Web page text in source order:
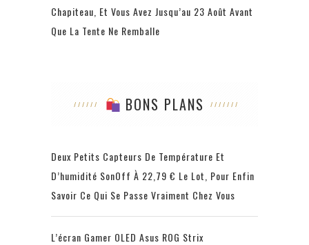
Chapiteau, Et Vous Avez Jusqu’au 23 Août Avant
Que La Tente Ne Remballe
BONS PLANS
Deux Petits Capteurs De Température Et
D’humidité SonOff À 22,79 € Le Lot, Pour Enfin
Savoir Ce Qui Se Passe Vraiment Chez Vous
L’écran Gamer OLED Asus ROG Strix